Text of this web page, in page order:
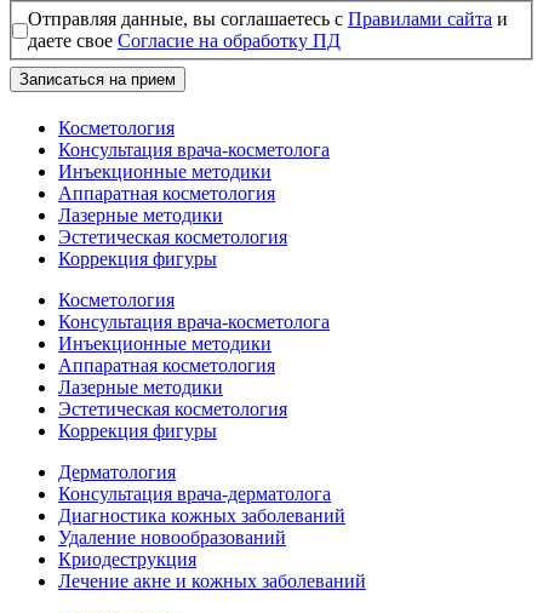
Отправляя данные, вы соглашаетесь с Правилами сайта и
даете свое Согласие на обработку ПД
Записаться на прием
Косметология
Консультация врача-косметолога
Инъекционные методики
Аппаратная косметология
Лазерные методики
Эстетическая косметология
Коррекция фигуры
Косметология
Консультация врача-косметолога
Инъекционные методики
Аппаратная косметология
Лазерные методики
Эстетическая косметология
Коррекция фигуры
Дерматология
Консультация врача-дерматолога
Диагностика кожных заболеваний
Удаление новообразований
Криодеструкция
Лечение акне и кожных заболеваний